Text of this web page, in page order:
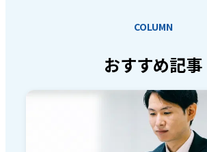
COLUMN
おすすめ記事